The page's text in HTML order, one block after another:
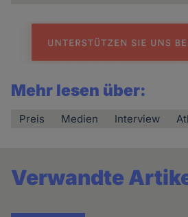
Mehr lesen über:
Preis Medien Interview
Verwandte